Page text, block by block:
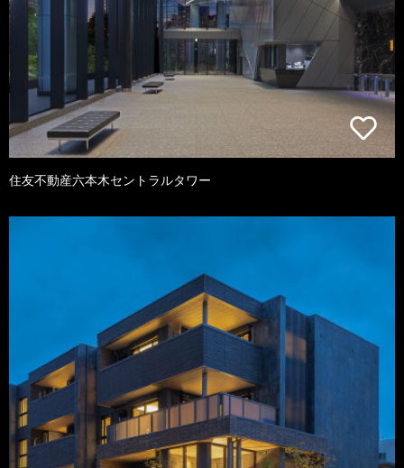
住友不動産六本木セントラルタワー